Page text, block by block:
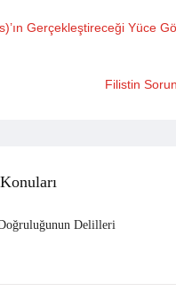
Gerçekleştireceği Yüce
Filistin
Delilleri